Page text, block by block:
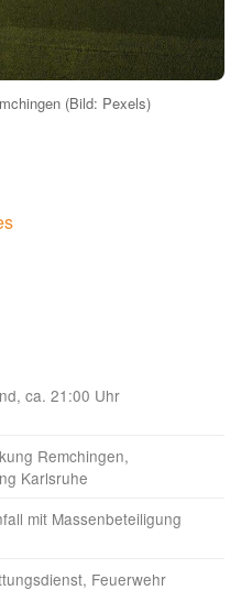
(Bild: Pexels)
ca. 21:00 Uhr
Remchingen,
Karlsruhe
mit Massenbeteiligung
Feuerwehr